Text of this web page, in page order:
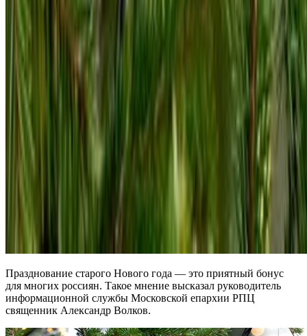
Празднование старого Нового года — это приятный бонус
для многих россиян. Такое мнение высказал руководитель
информационной службы Московской епархии РПЦ
священник Александр Волков.